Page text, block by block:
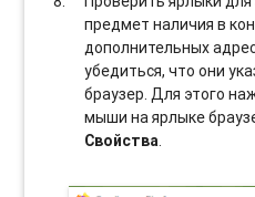
предмет наличия в
дополнительных
убедиться, что они
браузер. Для этого
мыши на ярлыке
Свойства.